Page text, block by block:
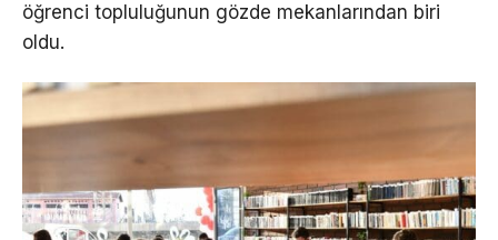
öğrenci topluluğunun gözde mekanlarından biri
oldu.